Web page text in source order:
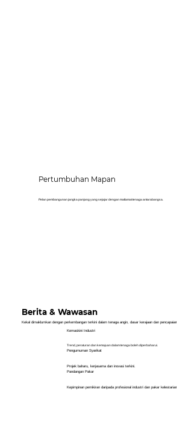
Pertumbuhan Mapan
Pelan pembangunan jangka panjang yang sejajar dengan matlamat tenaga antarabangsa.
Berita & Wawasan
Kekal dimaklumkan dengan perkembangan terkini dalam tenaga angin, dasar kerajaan dan
Kemaskini Industri
Trend, peraturan dan kemajuan dalam tenaga boleh diperbaharui.
Pengumuman Syarikat
Projek baharu, kerjasama dan inovasi terkini.
Pandangan Pakar
Kepimpinan pemikiran daripada profesional industri dan pakar kelestarian.